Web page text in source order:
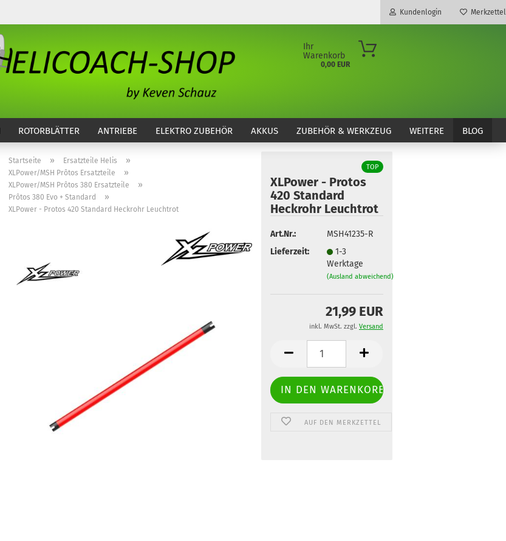
Kundenlogin
Konto erstellen
Passwort vergessen?
Merkzettel
Ihr
Warenkorb
0,00 EUR
ROTORBLÄTTER ANTRIEBE ELEKTRO ZUBEHÖR AKKUS ZUBEHÖR & WERKZEUG BLOG
WEITERE
Startseite » Ersatzteile Helis »
XLPower/MSH Prôtos Ersatzteile »
XLPower/MSH Prôtos 380 Ersatzteile »
Prôtos 380 Evo + Standard »
XLPower - Protos 420 Standard Heckrohr Leuchtrot
TOP
XLPower - Protos
420 Standard
Heckrohr Leuchtrot
Art.Nr.:
MSH41235-R
Lieferzeit:
1-3
Werktage
(Ausland abweichend)
21,99 EUR
inkl. MwSt. zzgl. Versand
AUF DEN MERKZETTEL